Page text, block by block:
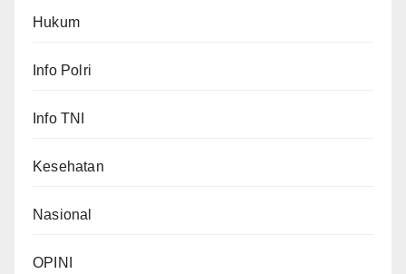
Hukum
Info Polri
Info TNI
Kesehatan
Nasional
OPINI